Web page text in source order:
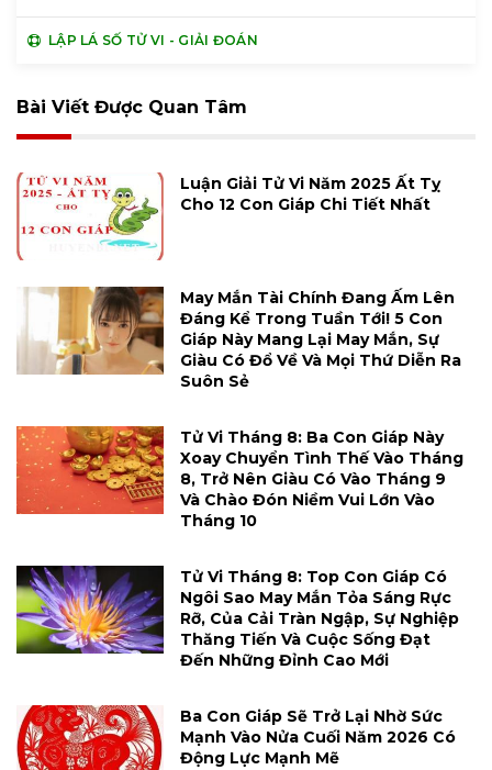
LẬP LÁ SỐ TỬ VI - GIẢI ĐOÁN
Bài Viết Được Quan Tâm
Luận Giải Tử Vi Năm 2025 Ất Tỵ
Cho 12 Con Giáp Chi Tiết Nhất
May Mắn Tài Chính Đang Ấm Lên
Đáng Kể Trong Tuần Tới! 5 Con
Giáp Này Mang Lại May Mắn, Sự
Giàu Có Đổ Về Và Mọi Thứ Diễn Ra
Suôn Sẻ
Tử Vi Tháng 8: Ba Con Giáp Này
Xoay Chuyển Tình Thế Vào Tháng
8, Trở Nên Giàu Có Vào Tháng 9
Và Chào Đón Niềm Vui Lớn Vào
Tháng 10
Tử Vi Tháng 8: Top Con Giáp Có
Ngôi Sao May Mắn Tỏa Sáng Rực
Rỡ, Của Cải Tràn Ngập, Sự Nghiệp
Thăng Tiến Và Cuộc Sống Đạt
Đến Những Đỉnh Cao Mới
Ba Con Giáp Sẽ Trở Lại Nhờ Sức
Mạnh Vào Nửa Cuối Năm 2026 Có
Động Lực Mạnh Mẽ